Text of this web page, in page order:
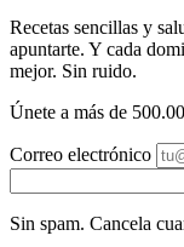
Recetas sencillas y
apuntarte. Y cada
mejor. Sin ruido.
Únete a más de
Correo electrónico
Sin spam. Cancela